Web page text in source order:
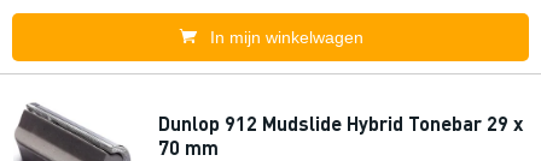
In mijn winkelwagen
Dunlop 912 Mudslide Hybrid Tonebar 29 x
70 mm